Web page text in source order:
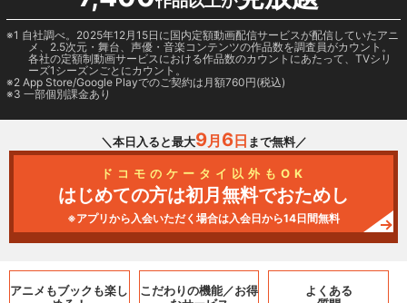
1 自社調べ。2025年12月15日に国内定額動画配信サービスが配信していたアニ
メ、2.5次元・舞台、声優・音楽コンテンツの作品数を調査員がカウント。
各社の定額制動画サービスにおける作品数のカウントにあたって、TVシリ
ーズ1シーズンごとにカウント。
2 App Store/Google Playでのご契約は月額760円(税込)
3 一部個別課金あり
＼本日入ると最大9月 6日 まで無料／
ドコモのケータイ以外もOK
はじめての方は初月無料でおためし
※アプリから入会いただく場合は入会日から14日間無料
アニメもブックも楽し
こだわりの機能／お得
よくある